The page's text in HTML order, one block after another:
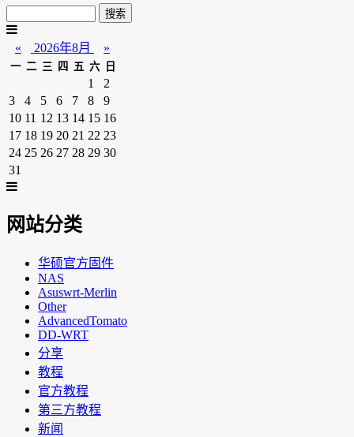
« 2026年8月 »
一 二 三 四 五 六 日
1
2
3
4 5 6 7 8
9
10 11 12 13 14 15 16
17 18 19 20 21 22 23
24 25 26 27 28 29 30
31
网站分类
华硕官方固件
NAS
Asuswrt-Merlin
Other
AdvancedTomato
DD-WRT
分享
教程
官方教程
第三方教程
新闻